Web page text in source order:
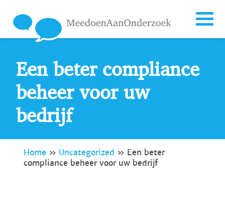
Een beter compliance
beheer voor uw
bedrijf
Home » Uncategorized » Een beter
compliance beheer voor uw bedrijf